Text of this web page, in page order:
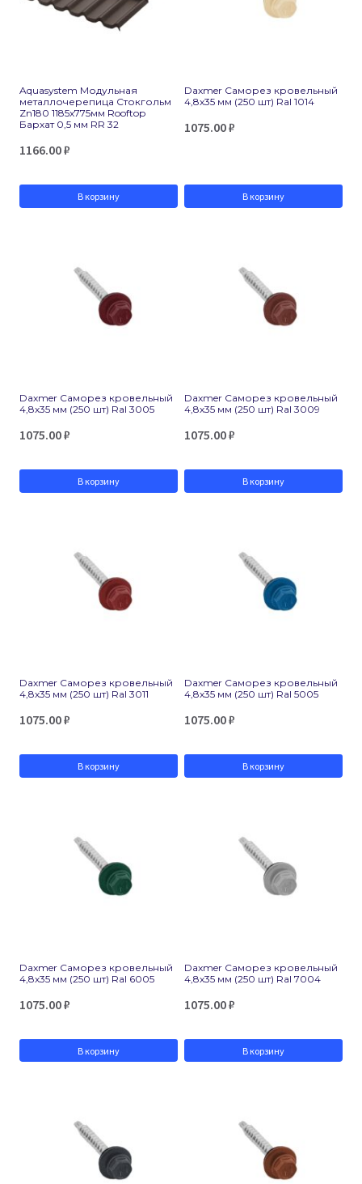
Aquasystem Модульная
металлочерепица Стокгольм
Zn180 1185х775мм Rooftop
Бархат 0,5 мм RR 32
1166.00₽
В корзину
Daxmer Саморез кровельный
4,8х35 мм (250 шт) Ral 1014
1075.00₽
В корзину
Daxmer Саморез кровельный
4,8х35 мм (250 шт) Ral 3005
1075.00₽
В корзину
Daxmer Саморез кровельный
4,8х35 мм (250 шт) Ral 3009
1075.00₽
В корзину
Daxmer Саморез кровельный
4,8х35 мм (250 шт) Ral 3011
1075.00₽
В корзину
Daxmer Саморез кровельный
4,8х35 мм (250 шт) Ral 5005
1075.00₽
В корзину
Daxmer Саморез кровельный
4,8х35 мм (250 шт) Ral 6005
1075.00₽
В корзину
Daxmer Саморез кровельный
4,8х35 мм (250 шт) Ral 7004
1075.00₽
В корзину